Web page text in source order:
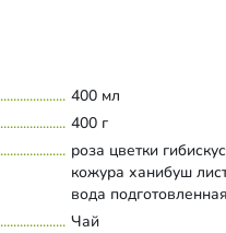
400 мл
400 г
роза цветки
кожура ханибуш
вода
кислотности -
Развернуть состав
Чай